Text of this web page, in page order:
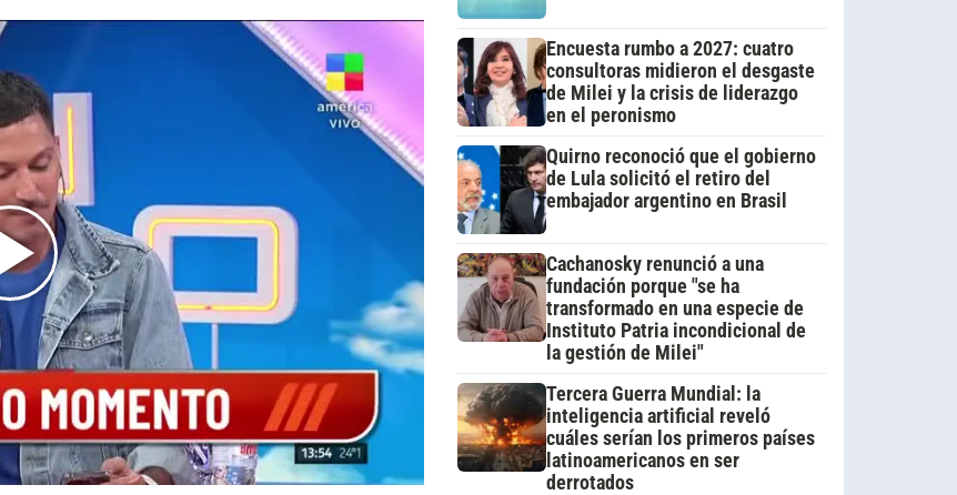
Encuesta rumbo a 2027: cuatro
consultoras midieron el desgaste
de Milei y la crisis de liderazgo
en el peronismo
Quirno reconoció que el gobierno
de Lula solicitó el retiro del
embajador argentino en Brasil
Cachanosky renunció a una
fundación porque "se ha
transformado en una especie de
Instituto Patria incondicional de
la gestión de Milei"
Tercera Guerra Mundial: la
inteligencia artificial reveló
cuáles serían los primeros países
latinoamericanos en ser
derrotados